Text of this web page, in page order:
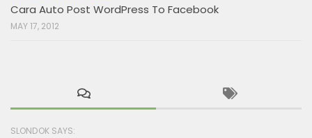
Cara Auto Post WordPress To Facebook
MAY 17, 2012
SLONDOK SAYS: